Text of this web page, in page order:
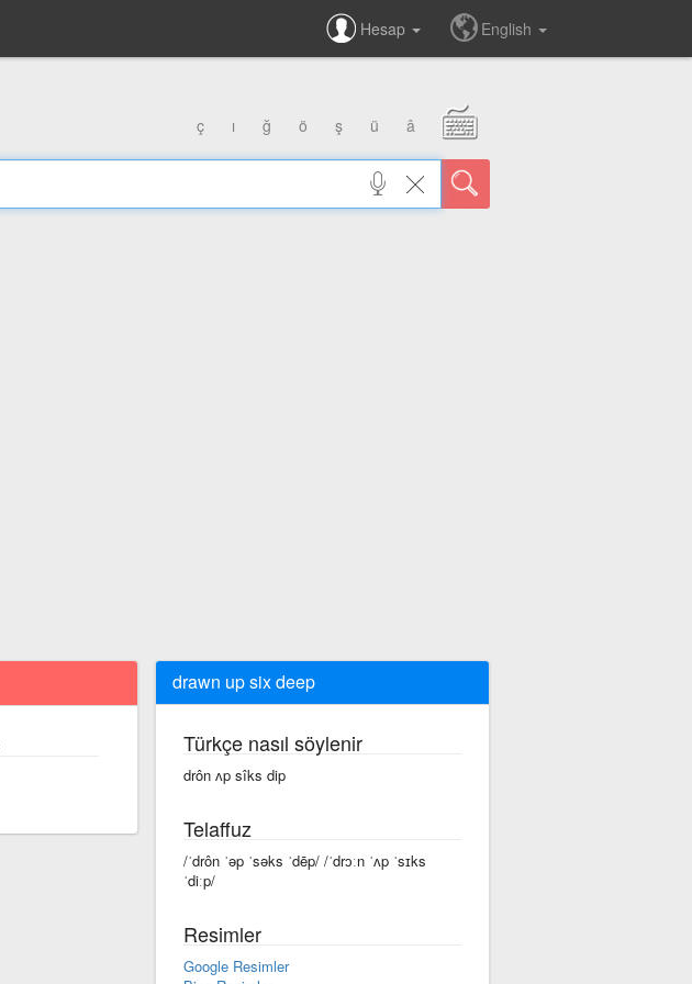
Hesap English
ç ı ğ ö ş ü â
drawn up six deep
Türkçe nasıl söylenir
drôn ʌp sîks dip
Telaffuz
/ˈdrôn ˈəp ˈsəks ˈdēp/ /ˈdrɔːn ˈʌp ˈsɪks
ˈdiːp/
Resimler
Google Resimler